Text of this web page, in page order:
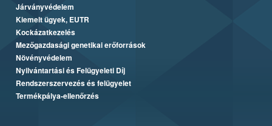
Járványvédelem
Kiemelt ügyek, EUTR
Kockázatkezelés
Mezőgazdasági genetikai erőforrások
Növényvédelem
Nyilvántartási és Felügyeleti Díj
Rendszerszervezés és felügyelet
Termékpálya-ellenőrzés